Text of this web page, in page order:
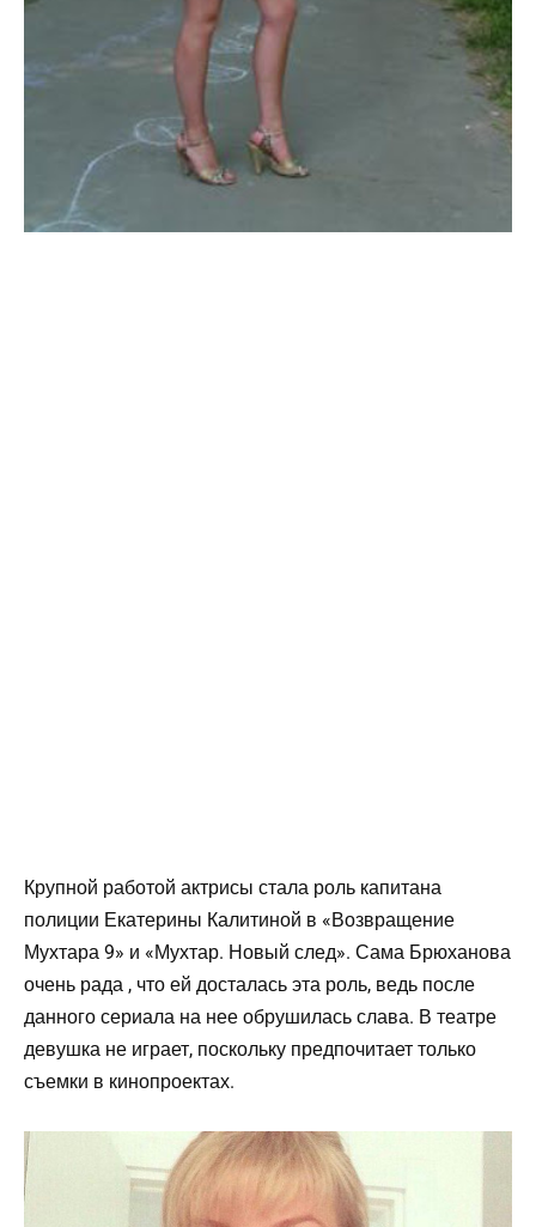
Крупной работой актрисы стала роль капитана
полиции Екатерины Калитиной в «Возвращение
Мухтара 9» и «Мухтар. Новый след». Сама Брюханова
очень рада , что ей досталась эта роль, ведь после
данного сериала на нее обрушилась слава. В театре
девушка не играет, поскольку предпочитает только
съемки в кинопроектах.